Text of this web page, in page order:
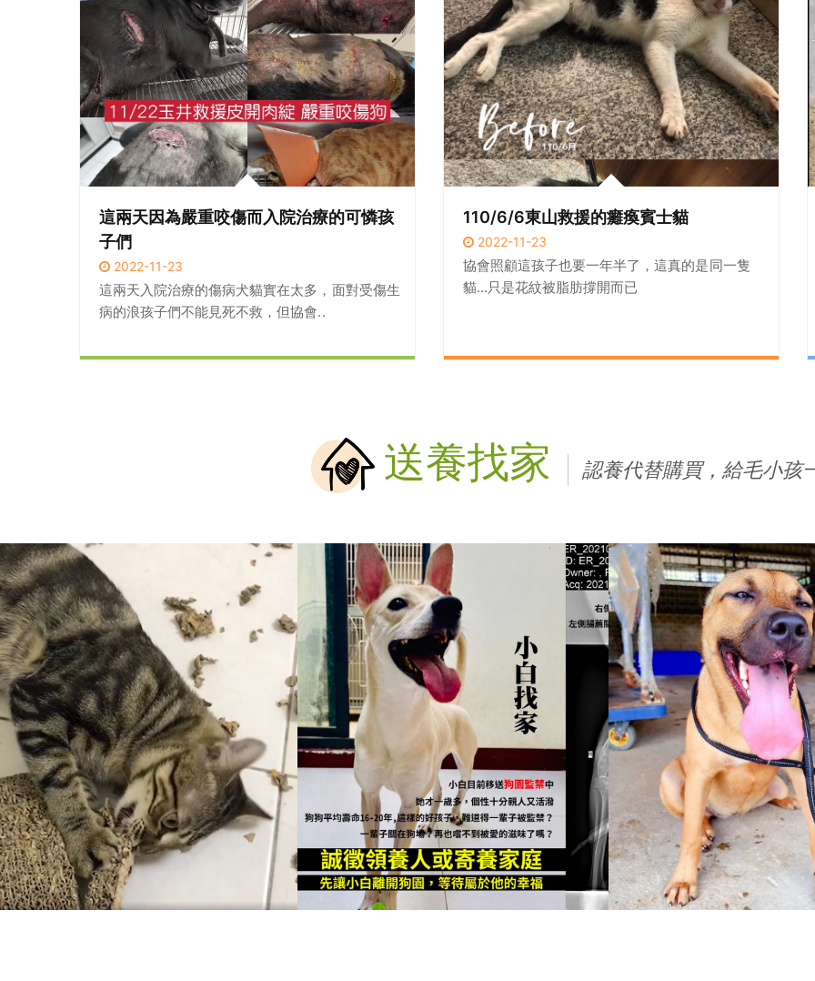
這兩天因為嚴重咬傷而入院治療的可憐孩
子們
2022-11-23
這兩天入院治療的傷病犬貓實在太多，面對受傷生
病的浪孩子們不能見死不救，但協會..
110/6/6東山救援的癱瘓賓士貓
2022-11-23
協會照顧這孩子也要一年半了，這真的是同一隻
貓...只是花紋被脂肪撐開而已
送養找家 認養代替購買，給毛小孩